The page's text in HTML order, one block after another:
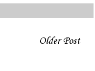
Older Post